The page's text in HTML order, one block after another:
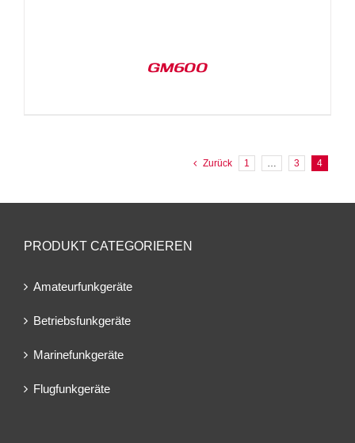
GM600
Zurück 1 … 3 4
PRODUKT CATEGORIEREN
Amateurfunkgeräte
Betriebsfunkgeräte
Marinefunkgeräte
Flugfunkgeräte